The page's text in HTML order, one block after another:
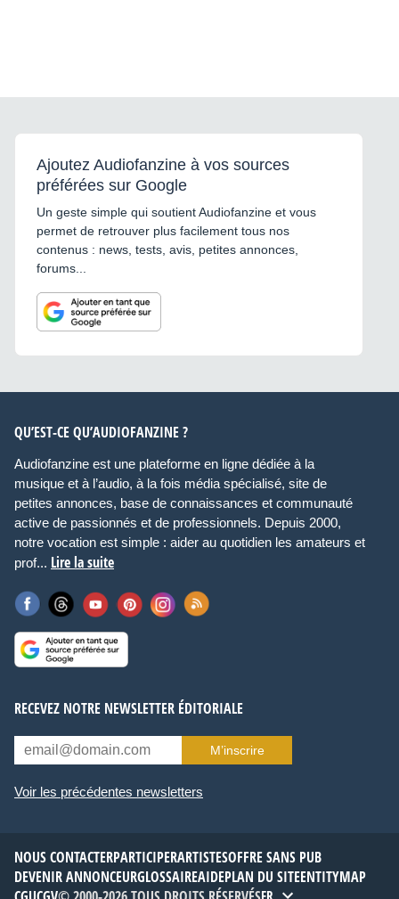
Ajoutez Audiofanzine à vos sources
préférées sur Google
Un geste simple qui soutient Audiofanzine et vous
permet de retrouver plus facilement tous nos
contenus : news, tests, avis, petites annonces,
forums...
QU’EST-CE QU’AUDIOFANZINE ?
Audiofanzine est une plateforme en ligne dédiée à la
musique et à l’audio, à la fois média spécialisé, site de
petites annonces, base de connaissances et communauté
active de passionnés et de professionnels. Depuis 2000,
notre vocation est simple : aider au quotidien les amateurs et
prof... Lire la suite
RECEVEZ NOTRE NEWSLETTER ÉDITORIALE
M’inscrire
Voir les précédentes newsletters
NOUS CONTACTERPARTICIPERARTISTESOFFRE SANS PUB
DEVENIR ANNONCEURGLOSSAIREAIDEPLAN DU SITEENTITYMAP
FR